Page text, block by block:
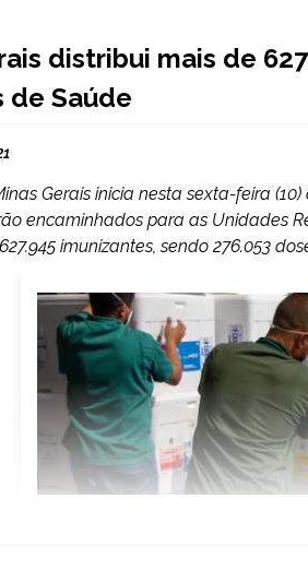
distribui mais de
de Saúde
Gerais inicia nesta sexta-feira
encaminhados para as Unidades
imunizantes, sendo 276.053